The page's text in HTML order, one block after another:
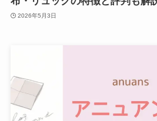
2026年5月3日